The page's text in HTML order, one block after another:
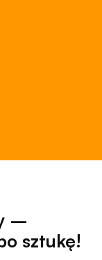
–
sztukę!
funkcje